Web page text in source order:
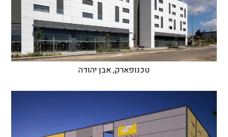
טכנופארק, אבן יהודה